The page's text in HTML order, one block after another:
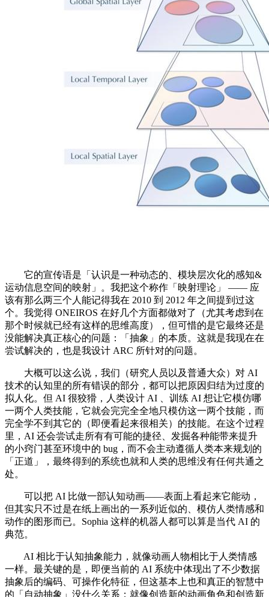
它的宣传语是「认识是一种动态的、模块层次化的感知&
运动信息空间的映射」。我把这个称作「映射理论」 —— 应
该有那么两三个人能记得我在 2010 到 2012 年之间提到过这
个。我觉得 ONEIROS 在好几个方面都做对了（尤其考虑到在
那个时候就已经有这样的思维高度），但可惜的是它最终还是
没能解决真正核心的问题：「抽象」的本质。这就是我现在在
尝试解决的，也是我设计 ARC 所针对的问题。
大概可以这么说，我们（研究人员以及普通大众）对 AI
技术的认知里的所有错误的部分，都可以把原因归结为过度的
拟人化。但 AI 很狡猾，人类设计 AI 、训练 AI 想让它模仿哪
一两个人类技能，它就会完完全全地只模仿这一两个技能，而
完全学不到其它的（即便看起来很相关）的技能。在这个过程
里，AI 还会尝试走所有有可能的捷径、发掘各种能带来提升
的小窍门甚至环境中的 bug，而不会主动遵循人类本来规划的
「正道」，最终得到的系统也就和人类的思维没有任何共通之
处。
可以把 AI 比做一部认知动画——表面上看起来它能动，
但其实只不过是在纸上画出的一系列近似的、模仿人类情感和
动作的图形而已。Sophia 这样的机器人都可以算是当代 AI 的
典范。
AI 相比于认知抽象能力，就像动画人物相比于人类情感
一样。最关键的是，即便当前的 AI 系统中体现出了不少数据
抽象后的编码、可操作化特征，但这基本上也和真正的智慧中
的「自动抽象」没什么关系；就像创造新的动画角色和创造新